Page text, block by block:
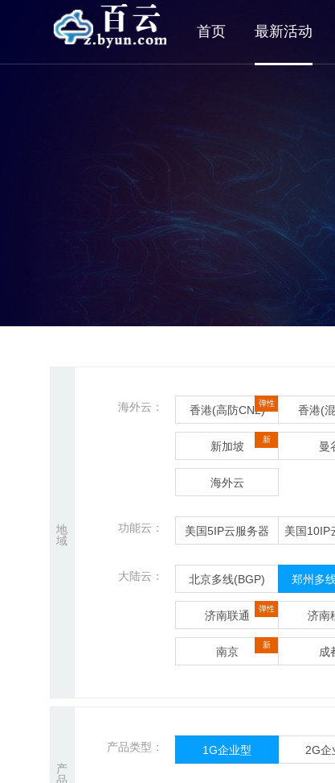
首页 最新活动
地
域
海外云： 香港(高防CN2)
弹性
香港(
新加坡
新
曼
海外云
功能云： 美国5IP云服务器 美国10IP
大陆云： 北京多线(BGP) 郑州多
济南联通
弹性
济南
南京
新
成
产
品
产品类型： 1G企业型 2G企